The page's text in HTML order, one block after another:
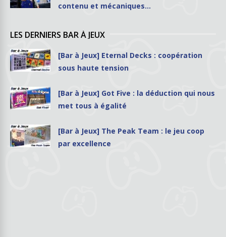
contenu et mécaniques…
LES DERNIERS BAR À JEUX
[Bar à Jeux] Eternal Decks : coopération
sous haute tension
[Bar à Jeux] Got Five : la déduction qui nous
met tous à égalité
[Bar à Jeux] The Peak Team : le jeu coop
par excellence